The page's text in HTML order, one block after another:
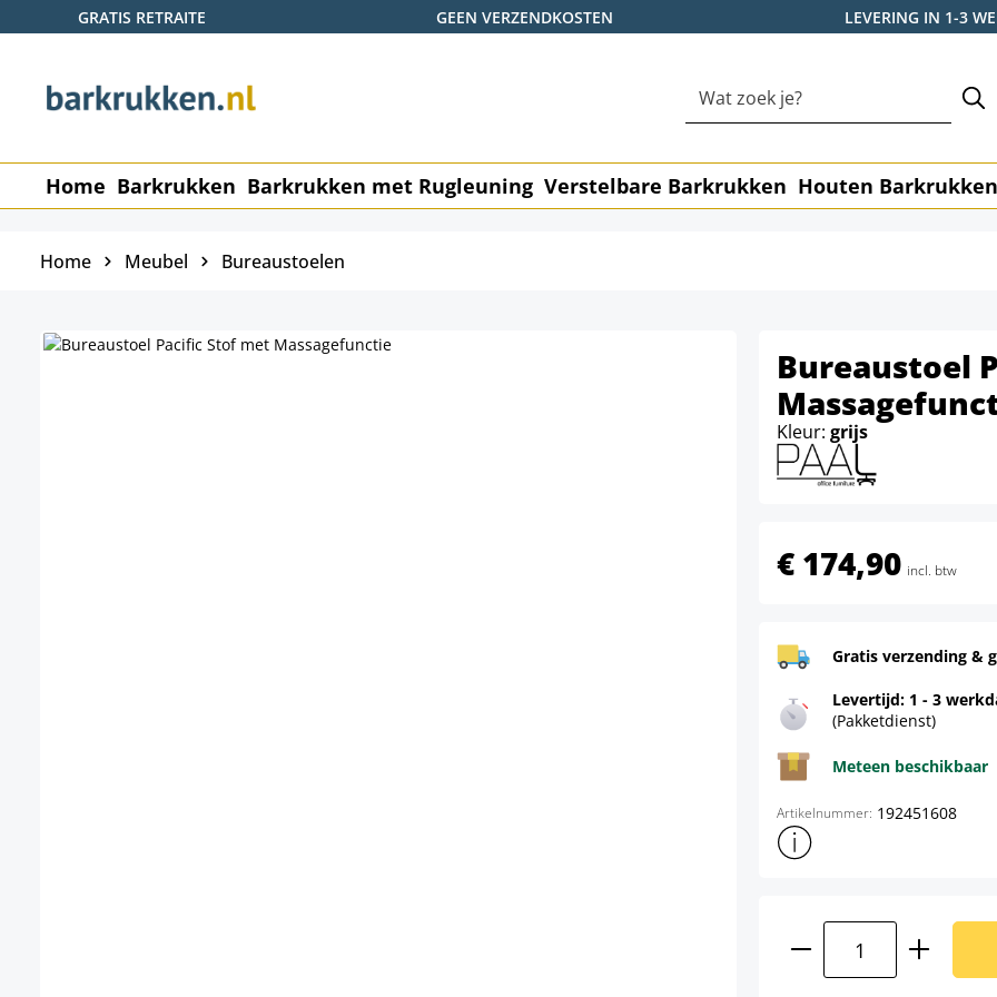
de hoofdinhoud
Ga naar de zoekopdracht
Ga naar de hoofdnavigatie
GRATIS RETRAITE GEEN VERZENDKOSTEN LEVERING IN 1-3
Home Barkrukken Barkrukken met Rugleuning Verstelbare Barkrukken Houten Barkrukken
Home Meubel Bureaustoelen
Bureaustoel
Kleur: grijs
€ 174,90 incl. btw
Gratis verzending &
Levertijd: 1 - 3
(Pakketdienst)
Meteen beschikbaar
Artikelnummer: 192451608
Toon meer productinformatie